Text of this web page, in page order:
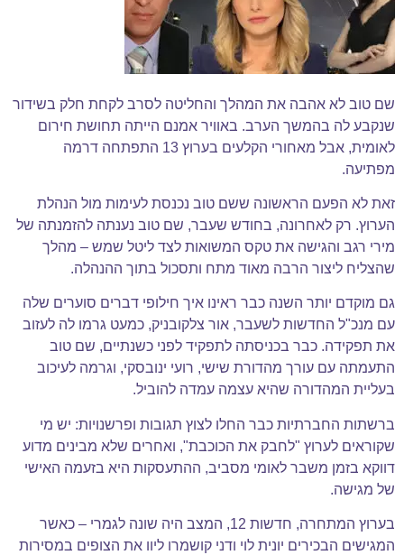
שם טוב לא אהבה את המהלך והחליטה לסרב לקחת חלק בשידור
שנקבע לה בהמשך הערב. באוויר אמנם הייתה תחושת חירום
לאומית, אבל מאחורי הקלעים בערוץ 13 התפתחה דרמה
מפתיעה.
זאת לא הפעם הראשונה ששם טוב נכנסת לעימות מול הנהלת
הערוץ. רק לאחרונה, בחודש שעבר, שם טוב נענתה להזמנתה של
מירי רגב והגישה את טקס המשואות לצד ליטל שמש – מהלך
שהצליח ליצור הרבה מאוד מתח ותסכול בתוך ההנהלה.
גם מוקדם יותר השנה כבר ראינו איך חילופי דברים סוערים שלה
עם מנכ"ל החדשות לשעבר, אור צלקובניק, כמעט גרמו לה לעזוב
את תפקידה. כבר בכניסתה לתפקיד לפני כשנתיים, שם טוב
התעמתה עם עורך מהדורת שישי, רועי ינובסקי, וגרמה לעיכוב
בעליית המהדורה שהיא עצמה עמדה להוביל.
ברשתות החברתיות כבר החלו לצוץ תגובות ופרשנויות: יש מי
שקוראים לערוץ "לחבק את הכוכבת", ואחרים שלא מבינים מדוע
דווקא בזמן משבר לאומי מסביב, ההתעסקות היא בזעמה האישי
של מגישה.
בערוץ המתחרה, חדשות 12, המצב היה שונה לגמרי – כאשר
המגישים הבכירים יונית לוי ודני קושמרו ליוו את הצופים במסירות